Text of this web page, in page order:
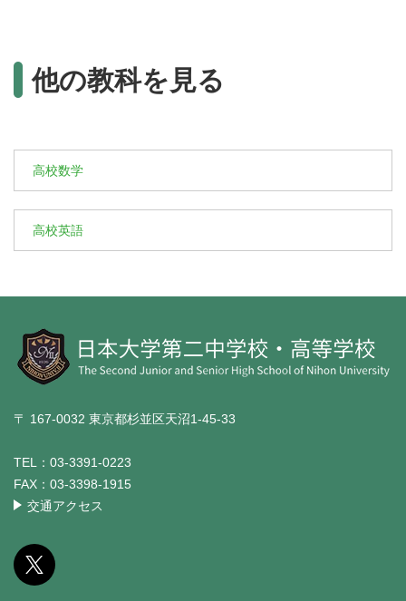
他の教科を見る
高校数学
高校英語
〒 167-0032 東京都杉並区天沼1-45-33
TEL： 03-3391-0223
FAX： 03-3398-1915
交通アクセス